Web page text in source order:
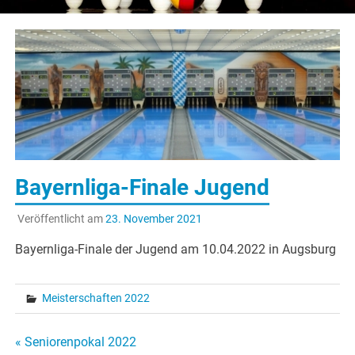
Bayernliga-Finale Jugend
Veröffentlicht am23. November 2021
Bayernliga-Finale der Jugend am 10.04.2022 in Augsburg
Meisterschaften 2022
Beitragsnavigation
« Seniorenpokal 2022